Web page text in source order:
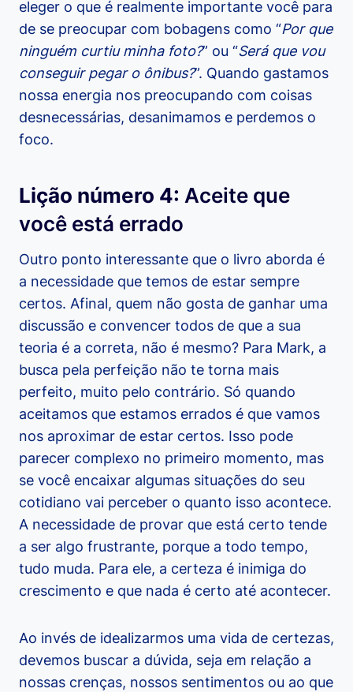
eleger o que é realmente importante você para
de se preocupar com bobagens como “Por que
ninguém curtiu minha foto?” ou “Será que vou
conseguir pegar o ônibus?”. Quando gastamos
nossa energia nos preocupando com coisas
desnecessárias, desanimamos e perdemos o
foco.
Lição número 4: Aceite que
você está errado
Outro ponto interessante que o livro aborda é
a necessidade que temos de estar sempre
certos. Afinal, quem não gosta de ganhar uma
discussão e convencer todos de que a sua
teoria é a correta, não é mesmo? Para Mark, a
busca pela perfeição não te torna mais
perfeito, muito pelo contrário. Só quando
aceitamos que estamos errados é que vamos
nos aproximar de estar certos. Isso pode
parecer complexo no primeiro momento, mas
se você encaixar algumas situações do seu
cotidiano vai perceber o quanto isso acontece.
A necessidade de provar que está certo tende
a ser algo frustrante, porque a todo tempo,
tudo muda. Para ele, a certeza é inimiga do
crescimento e que nada é certo até acontecer.
Ao invés de idealizarmos uma vida de certezas,
devemos buscar a dúvida, seja em relação a
nossas crenças, nossos sentimentos ou ao que